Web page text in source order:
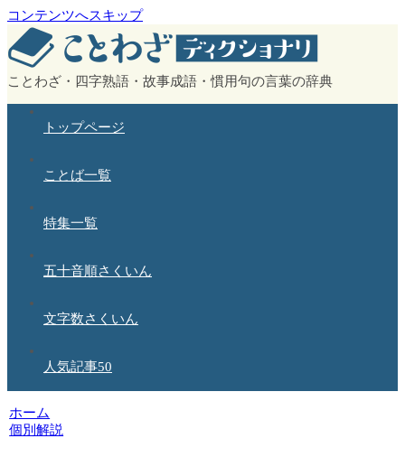
コンテンツへスキップ
ことわざ・四字熟語・故事成語・慣用句の言葉の辞典
トップページ
ことば一覧
特集一覧
五十音順さくいん
文字数さくいん
人気記事50
ホーム
個別解説